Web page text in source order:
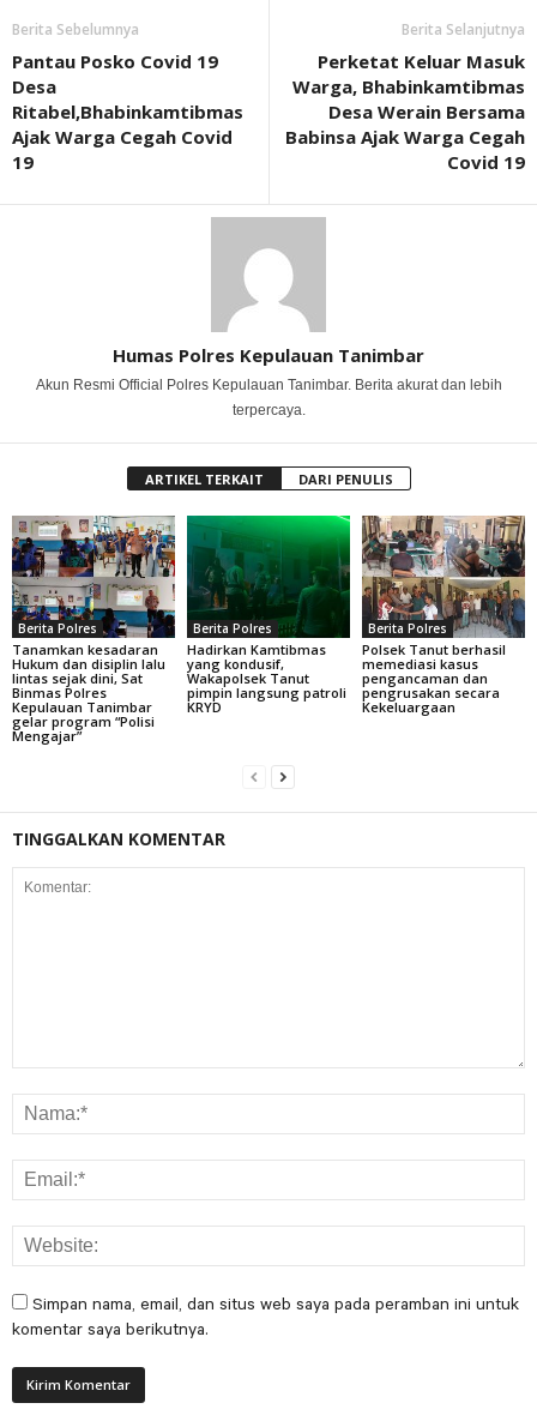
Berita Sebelumnya
Pantau Posko Covid 19
Desa
Ritabel,Bhabinkamtibmas
Ajak Warga Cegah Covid
19
Berita Selanjutnya
Perketat Keluar Masuk
Warga, Bhabinkamtibmas
Desa Werain Bersama
Babinsa Ajak Warga Cegah
Covid 19
Humas Polres Kepulauan Tanimbar
Akun Resmi Official Polres Kepulauan Tanimbar. Berita akurat dan lebih
terpercaya.
ARTIKEL TERKAIT DARI PENULIS
Berita Polres
Tanamkan kesadaran
Hukum dan disiplin lalu
lintas sejak dini, Sat
Binmas Polres
Kepulauan Tanimbar
gelar program “Polisi
Mengajar”
Berita Polres
Hadirkan Kamtibmas
yang kondusif,
Wakapolsek Tanut
pimpin langsung patroli
KRYD
Berita Polres
Polsek Tanut berhasil
memediasi kasus
pengancaman dan
pengrusakan secara
Kekeluargaan
TINGGALKAN KOMENTAR
Simpan nama, email, dan situs web saya pada peramban ini untuk
komentar saya berikutnya.